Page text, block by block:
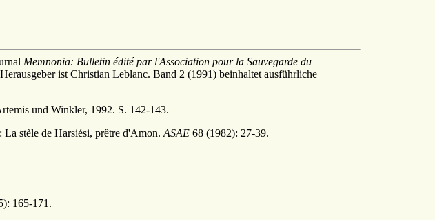
Memnonia: Bulletin édité par l'Association pour la Sauvegarde du
ist Christian Leblanc. Band 2 (1991) beinhaltet ausführliche
und Winkler, 1992. S. 142-143.
La stèle de Harsiési, prêtre d'Amon. ASAE 68 (1982): 27-39.
165-171.